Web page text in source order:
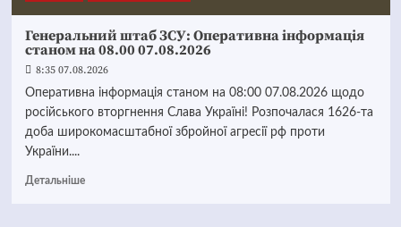
Генеральний штаб ЗСУ: Оперативна інформація
станом на 08.00 07.08.2026
8:35 07.08.2026
Оперативна інформація станом на 08:00 07.08.2026 щодо
російського вторгнення Слава Україні! Розпочалася 1626-та
доба широкомасштабної збройної агресії рф проти
України....
Детальніше